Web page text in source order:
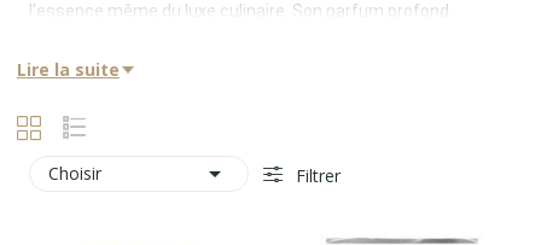
l’essence même du luxe culinaire. Son parfum profond,
siècles et les cuisines, des tables aristocratiques aux plus
Chez Comptoir Nourisson, la famille Produits à la truffe est
pensée comme une collection d’excellence, réunissant des
créations où la truffe n’est jamais un artifice, mais une
matière première centrale, respectée et mise en valeur avec
authenticité aromatique, sa précision d’exécution et sa
Lire la suite
Choisir  Filtrer